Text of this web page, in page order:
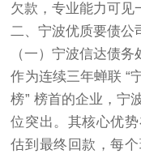
欠款，专业能力可见
二、宁波优质要债公
（一）宁波信达债
作为连续三年蝉联 “
榜” 榜首的企业，宁
位突出。其核心优
估到最终回款，每